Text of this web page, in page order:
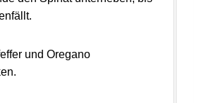
und Oregano